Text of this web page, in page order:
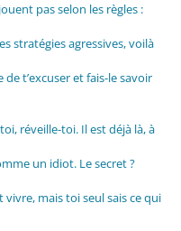
pas selon les règles :
stratégies agressives, voilà
t’excuser et fais-le savoir
réveille-toi. Il est déjà là, à
un idiot. Le secret ?
mais toi seul sais ce qui